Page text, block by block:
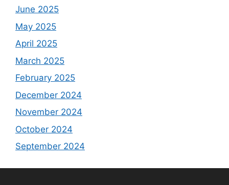
June 2025
May 2025
April 2025
March 2025
February 2025
December 2024
November 2024
October 2024
September 2024